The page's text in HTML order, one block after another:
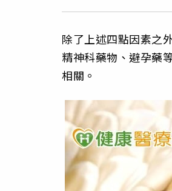
除了上述四點因素之
精神科藥物、避孕藥
相關。